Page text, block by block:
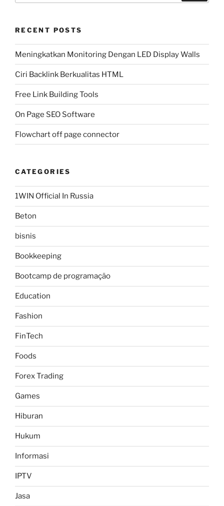
RECENT POSTS
Meningkatkan Monitoring Dengan LED Display Walls
Ciri Backlink Berkualitas HTML
Free Link Building Tools
On Page SEO Software
Flowchart off page connector
CATEGORIES
1WIN Official In Russia
Beton
bisnis
Bookkeeping
Bootcamp de programação
Education
Fashion
FinTech
Foods
Forex Trading
Games
Hiburan
Hukum
Informasi
IPTV
Jasa